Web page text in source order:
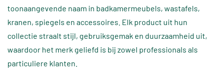
toonaangevende naam in badkamermeubels, wastafels,
kranen, spiegels en accessoires. Elk product uit hun
collectie straalt stijl, gebruiksgemak en duurzaamheid uit,
waardoor het merk geliefd is bij zowel professionals als
particuliere klanten.